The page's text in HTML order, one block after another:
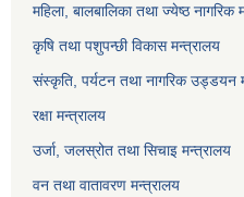
महिला, बालबालिका तथा ज्येष्ठ नागरिक
कृषि तथा पशुपन्छी विकास मन्त्रालय
संस्कृति, पर्यटन तथा नागरिक उड्डयन
रक्षा मन्त्रालय
उर्जा, जलस्रोत तथा सिचाइ मन्त्रालय
वन तथा वातावरण मन्त्रालय